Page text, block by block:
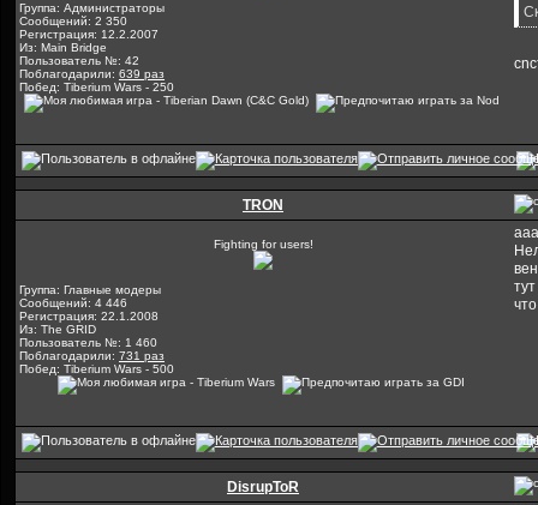
Группа: Администраторы
Сообщений: 2 350
Регистрация: 12.2.2007
Из: Main Bridge
Пользователь №: 42
Поблагодарили: 639 раз
Побед: Tiberium Wars - 250
TRON
Fighting for users!
Группа: Главные модеры
Сообщений: 4 446
Регистрация: 22.1.2008
Из: The GRID
Пользователь №: 1 460
Поблагодарили: 731 раз
Побед: Tiberium Wars - 500
DisrupToR